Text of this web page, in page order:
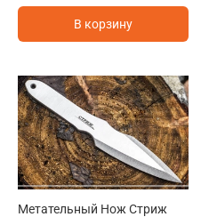
В корзину
Метательный Нож Стриж